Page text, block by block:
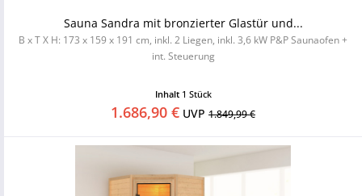
Sauna Sandra mit bronzierter Glastür und...
B x T X H: 173 x 159 x 191 cm, inkl. 2 Liegen, inkl. 3,6 kW P&P Saunaofen +
int. Steuerung
Inhalt 1 Stück
1.686,90 € UVP 1.849,99 €